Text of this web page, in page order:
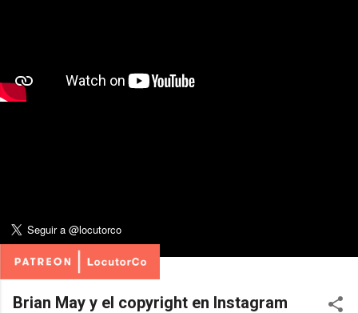
Brian May y el copyright en Instagram